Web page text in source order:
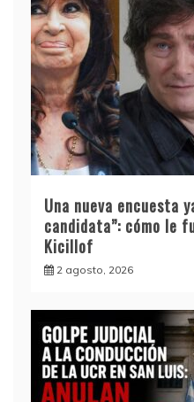
Una nueva encuesta
candidata”: cómo le
Kicillof
2 agosto, 2026